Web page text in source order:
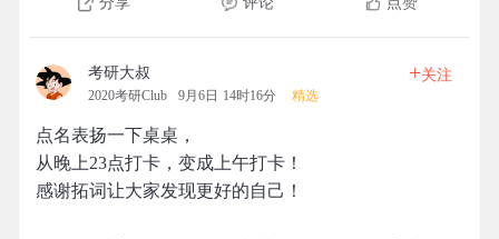
考研大叔
2020考研Club 9月6日 14时16分 精选
+关注
点名表扬一下桌桌，
从晚上23点打卡，变成上午打卡！
感谢拓词让大家发现更好的自己！